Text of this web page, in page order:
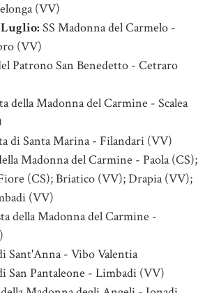
(VV)
SS Madonna del Carmelo -
(VV)
Patrono San Benedetto - Cetraro
della Madonna del Carmine - Scalea
di Santa Marina - Filandari (VV)
Madonna del Carmine - Paola (CS);
(CS); Briatico (VV); Drapia (VV);
(VV)
della Madonna del Carmine -
Sant'Anna - Vibo Valentia
San Pantaleone - Limbadi (VV)